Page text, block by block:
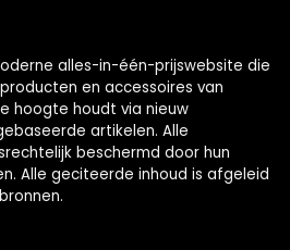
alles-in-één-prijswebsite die
en accessoires van
hoogte houdt via nieuw
artikelen. Alle
beschermd door hun
Alle geciteerde inhoud is afgeleid